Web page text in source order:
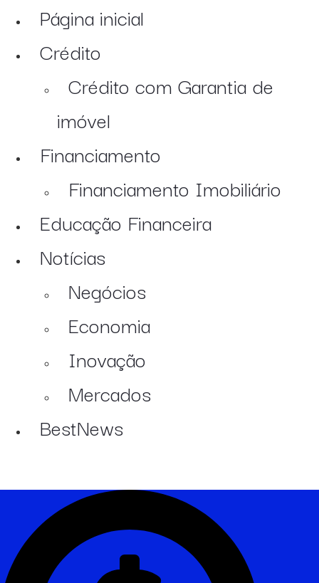
Página inicial
Crédito
Crédito com Garantia de
imóvel
Financiamento
Financiamento Imobiliário
Educação Financeira
Notícias
Negócios
Economia
Inovação
Mercados
BestNews